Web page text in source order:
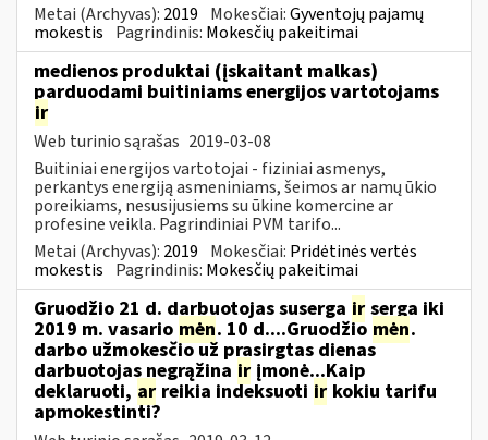
Metai (Archyvas): 2019 Mokesčiai:Gyventojų pajamų
mokestis Pagrindinis: Mokesčių pakeitimai
medienos produktai (įskaitant malkas)
parduodami buitiniams energijos vartotojams
ir
Web turinio sąrašas 2019-03-08
Buitiniai energijos vartotojai - fiziniai asmenys,
perkantys energiją asmeniniams, šeimos ar namų ūkio
poreikiams, nesusijusiems su ūkine komercine ar
profesine veikla. Pagrindiniai PVM tarifo...
Metai (Archyvas): 2019 Mokesčiai: Pridėtinės vertės
mokestis Pagrindinis: Mokesčių pakeitimai
Gruodžio 21 d. darbuotojas suserga ir serga iki
2019 m. vasario mėn. 10 d....Gruodžio mėn.
darbo užmokesčio už prasirgtas dienas
darbuotojas negrąžina ir įmonė...Kaip
deklaruoti, ar reikia indeksuoti ir kokiu tarifu
apmokestinti?